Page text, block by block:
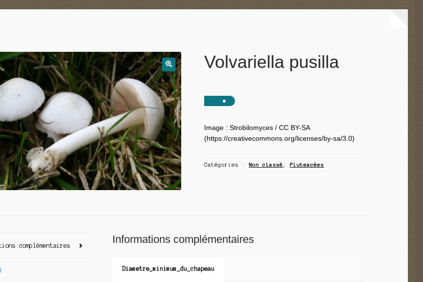
Volvariella pusilla
Image : Strobilomyces / CC BY-SA
(https://creativecommons.org/licenses/by-sa/3.0)
Catégories :Non classé ,Pluteacées
complémentaires
Informations complémentaires
Diametre_minimum_du_chapeau